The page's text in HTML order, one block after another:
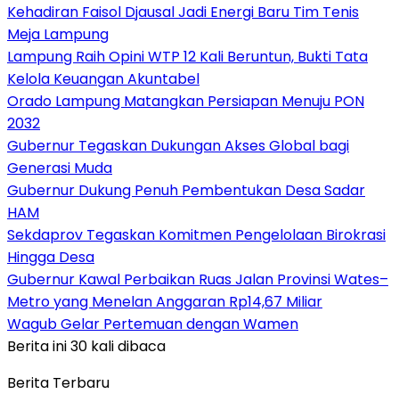
Kehadiran Faisol Djausal Jadi Energi Baru Tim Tenis
Meja Lampung
Lampung Raih Opini WTP 12 Kali Beruntun, Bukti Tata
Kelola Keuangan Akuntabel
Orado Lampung Matangkan Persiapan Menuju PON
2032
Gubernur Tegaskan Dukungan Akses Global bagi
Generasi Muda
Gubernur Dukung Penuh Pembentukan Desa Sadar
HAM
Sekdaprov Tegaskan Komitmen Pengelolaan Birokrasi
Hingga Desa
Gubernur Kawal Perbaikan Ruas Jalan Provinsi Wates–
Metro yang Menelan Anggaran Rp14,67 Miliar
Wagub Gelar Pertemuan dengan Wamen
Berita ini 30 kali dibaca
Berita Terbaru